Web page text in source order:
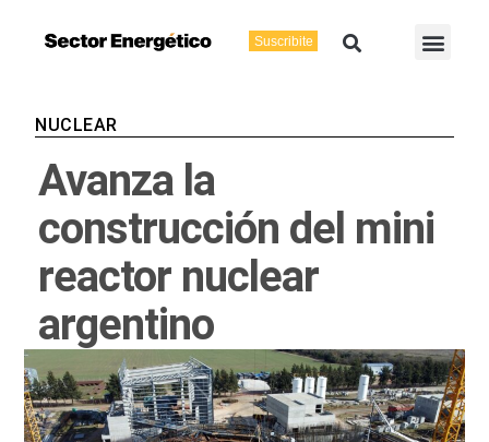
Suscribite Buscar
NUCLEAR
Avanza la
construcción del mini
reactor nuclear
argentino